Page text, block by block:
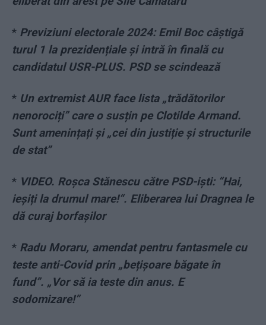
* Previziuni electorale 2024: Emil Boc câștigă
turul 1 la prezidențiale și intră în finală cu
candidatul USR-PLUS. PSD se scindează
* Un extremist AUR face lista „trădătorilor
nenorociți” care o susțin pe Clotilde Armand.
Sunt amenințați și „cei din justiție și structurile
de stat”
* VIDEO. Roșca Stănescu către PSD-iști: “Hai,
ieșiți la drumul mare!“. Eliberarea lui Dragnea le
dă curaj borfașilor
* Radu Moraru, amendat pentru fantasmele cu
teste anti-Covid prin „bețișoare băgate în
fund”. „Vor să ia teste din anus. E
sodomizare!”